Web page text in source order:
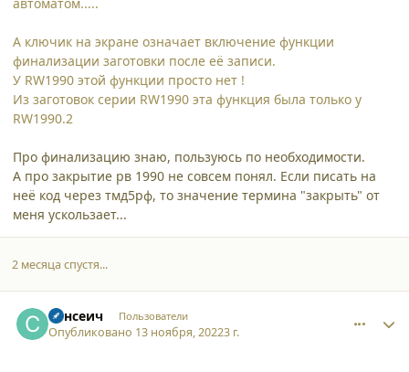
А ключик на экране означает включение функции
финализации заготовки после её записи.
У RW1990 этой функции просто нет !
Из заготовок серии RW1990 эта функция была только у
RW1990.2
Про финализацию знаю, пользуюсь по необходимости.
А про закрытие рв 1990 не совсем понял. Если писать на
неё код через тмд5рф, то значение термина "закрыть" от
меня ускользает...
2 месяца спустя...
Сансеич Пользователи
Опубликовано 13 ноября, 20223 г.